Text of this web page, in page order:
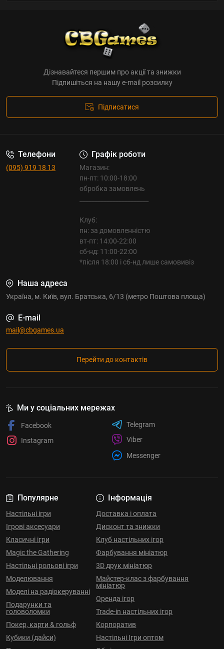
Дізнавайтеся першим про акції та знижки
Підпишіться на нашу e-mail розсилку
Підписатися
Телефони
(095) 919 18 13
Графік роботи
Магазин:
пн-пт: 10:00-18:00
обробка замовлень
Клуб:
пн: за домовленністю
вт-пт: 14:00-22:00
сб-нд: 11:00-22:00
*після 18:00 і сб-нд лише самовивіз
Наша адреса
Україна, м. Київ, вул. Братська, 6/13 (метро Поштова площа)
E-mail
mail@cbgames.ua
Перейти до контактів
Популярне
Настільні ігри
Ігрові аксесуари
Класичні ігри
Magic the Gathering
Настільні рольові ігри
Моделювання
Моделі на радіокеруванні
Подарунки та
головоломки
Покер, карти & гольф
Кубики (дайси)
Інформація
Доставка і оплата
Дисконт та знижки
Клуб настільних ігор
Фарбування мініатюр
3D друк мініатюр
Майстер-клас з фарбування
мініатюр
Оренда ігор
Trade-in настільних ігор
Корпоратив
Настільні Ігри оптом
Ми у соціальних мережах
Facebook
Instagram
Telegram
Viber
Messenger